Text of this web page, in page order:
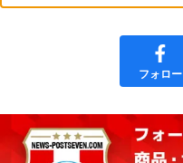
フォロー